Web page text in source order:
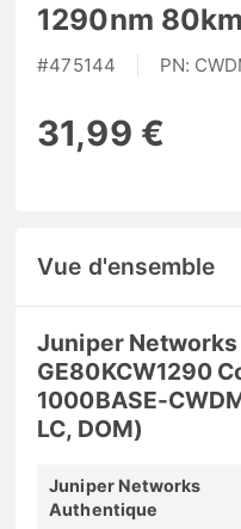
1290nm
#475144 PN:
31,99 €
Vue d'ensemble
Juniper Networks
GE80KCW1290
1000BASE-
LC, DOM)
Juniper Networks
Authentique